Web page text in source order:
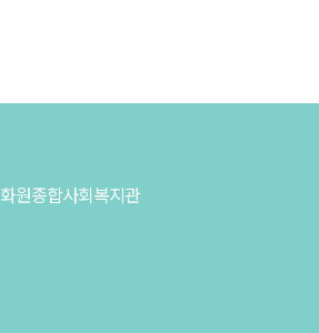
화원종합사회복지관